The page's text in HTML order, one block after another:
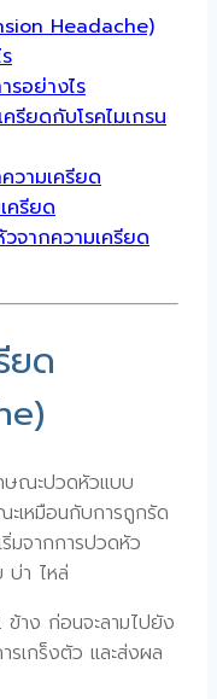
Headache)
รอย่างไร
รียดกับโรคไมเกรน
วามเครียด
ครียด
จากความเครียด
ยด
ษณะปวดหัวแบบ
เหมือนกับการถูกรัด
มจากการปวดหัว
บ่า ไหล่
าง ก่อนจะลามไปยัง
เกร็งตัว และส่งผล